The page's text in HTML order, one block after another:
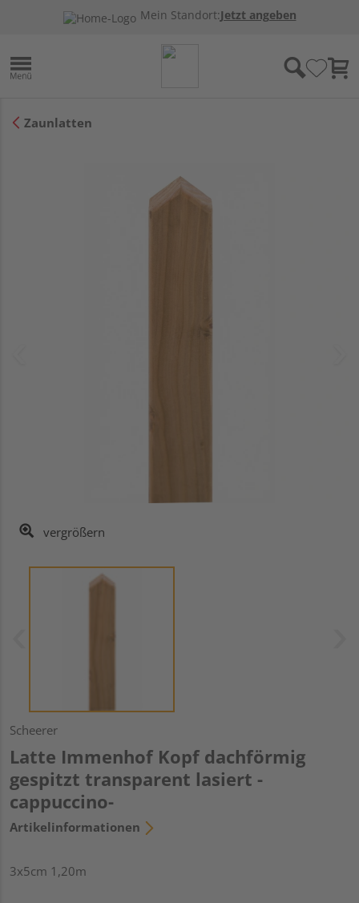
Mein Standort:Jetzt angeben
Zaunlatten
vergrößern
Scheerer
Latte Immenhof Kopf dachförmig
gespitzt transparent lasiert -
cappuccino-
Artikelinformationen
3x5cm 1,20m